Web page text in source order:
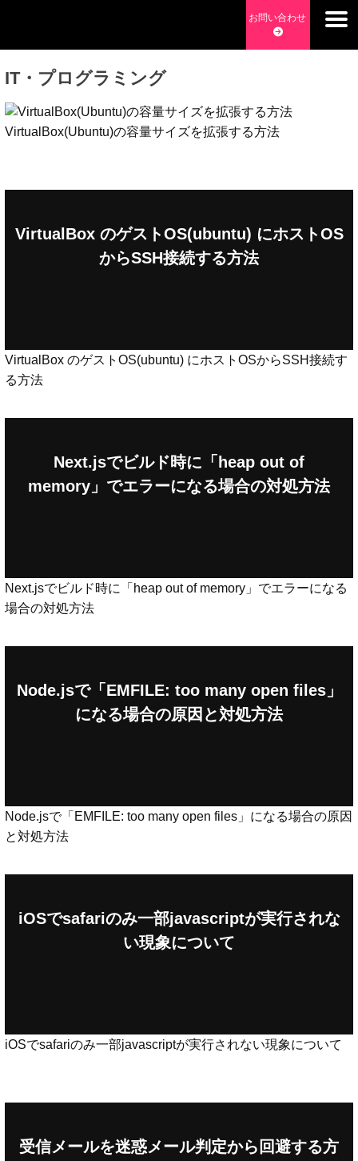
content
ムページ制作・Web開発・アプリ開発・コーチング チョッピ
ーデイズ ChoppyDays
お問い合わせ
IT・プログラミング
VirtualBox(Ubuntu)の容量サイズを拡張する方法
VirtualBox のゲストOS(ubuntu) にホストOS
からSSH接続する方法
VirtualBox のゲストOS(ubuntu) にホストOSからSSH接続す
る方法
Next.jsでビルド時に「heap out of
memory」でエラーになる場合の対処方法
Next.jsでビルド時に「heap out of memory」でエラーになる
場合の対処方法
Node.jsで「EMFILE: too many open files」
になる場合の原因と対処方法
Node.jsで「EMFILE: too many open files」になる場合の原因
と対処方法
iOSでsafariのみ一部javascriptが実行されな
い現象について
iOSでsafariのみ一部javascriptが実行されない現象について
受信メールを迷惑メール判定から回避する方